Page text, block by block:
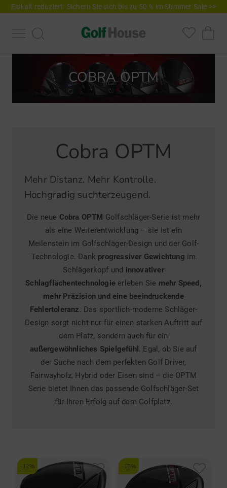
Eiskalt reduziert. Sichern Sie sich bis zu 50 % im Summer Sale >>
COBRA OPTM
Cobra OPTM
Mehr Distanz. Mehr Kontrolle.
Hochgradig suchterzeugend.
Die neue Cobra OPTM Golfschläger-Serie ist mehr
als eine Weiterentwicklung – sie ist ein
Meilenstein im Golfschläger-Design und der Golf-
Technologie. Dank progressiver Gewichtung im
Schlägerkopf und innovativer
Schlagflächentechnologie erleben Sie mehr Speed,
mehr Präzision und eine beeindruckende
Fehlertoleranz. Das sportlich-moderne Schläger-
Design sorgt nicht nur für einen starken Auftritt auf
dem Platz, sondern auch für ein
außergewöhnliches Spielgefühl . Egal, ob Sie auf
der Suche nach dem perfekten Golf Driver,
Fairwayholz, Hybrid oder Eisen sind – die OPTM
Serie bietet Ihnen das passende Golfschläger-Set
für Ihren Erfolg auf dem Golfplatz.
-12% -15%